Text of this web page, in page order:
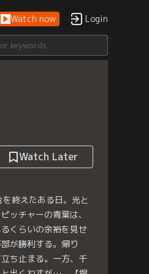
Watch now Login
Watch Later
終えたある日。光と
ッチャーの青葉は、
くらいの余裕を見せ
が勝利する。帰り
ち止まる。一方、千